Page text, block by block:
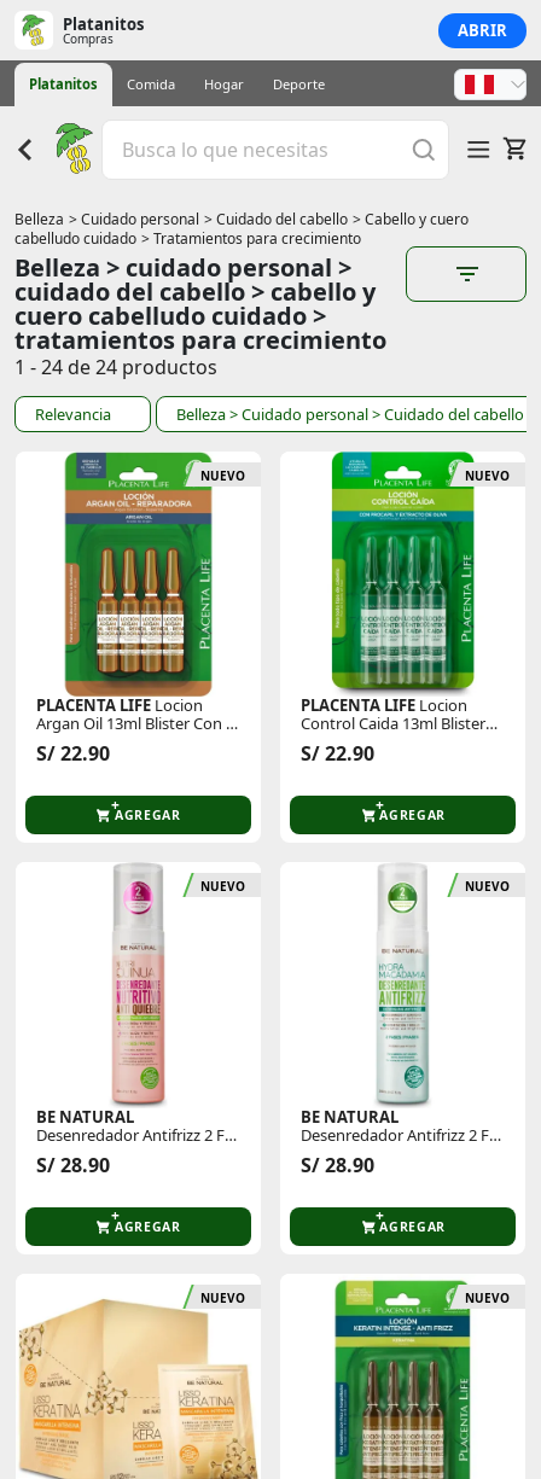
Platanitos
Compras ABRIR
Platanitos Comida Hogar Deporte
Belleza > Cuidado personal > Cuidado del cabello > Cabello y cuero
cabelludo cuidado > Tratamientos para crecimiento
Belleza > cuidado personal >
cuidado del cabello > cabello y
cuero cabelludo cuidado >
tratamientos para crecimiento
1 - 24 de 24 productos
Relevancia Belleza> Cuidado personal> Cuidado del cabello
NUEVO
PLACENTA LIFE Locion
Argan Oil 13ml Blister Con 4
Unid
S/ 22.90
AGREGAR
NUEVO
PLACENTA LIFE Locion
Control Caida 13ml Blister
Con 4 Und
S/ 22.90
AGREGAR
NUEVO
BE NATURAL
Desenredador Antifrizz 2 F
S/ 28.90
AGREGAR
NUEVO
BE NATURAL
Desenredador Antifrizz 2 F
S/ 28.90
AGREGAR
NUEVO NUEVO